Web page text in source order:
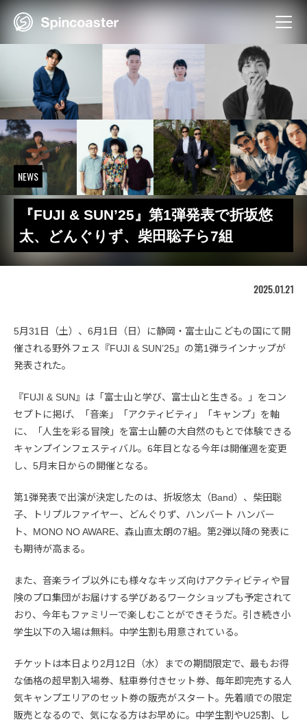
Skip
NEWS
『FUJI & SUN’25』第1弾発表で折坂悠
太、どんぐりず、柴田聡子ら7組
2025.01.21
5月31日（土）、6月1日（日）に静岡・富士山こどもの国にて開
催される野外フェス『FUJI & SUN’25』の第1弾ラインナップが
発表された。
『FUJI & SUN』は「富士山と学び、富士山と生きる。」をコン
セプトに掲げ、「音楽」「アクティビティ」「キャンプ」を軸
に、「人生を彩る冒険」を富士山麓の大自然のもとで体験できる
キャンプインフェスティバル。6年目となる今年は開催週を変更
し、5月末日からの開催となる。
第1弾発表で出演が決定したのは、折坂悠太（Band）、柴田聡
子、トリプルファイヤー、どんぐりず、ハンバート ハンバー
ト、MONO NO AWARE、森山直太朗の7組。第2弾以降の発表に
も期待が高まる。
また、音楽ライブ以外にも様々なキッズ向けアクティビティや冒
険のプロ集団がお届けする学びあるワークショップも予定されて
おり、今年もファミリーで楽しむことができそうだ。引き続き小
学生以下の入場は無料。中学生割も用意されている。
チケットは本日より2月12日（水）までの期間限定で、最もお得
な価格の超早割入場券、駐車券付きセット券、毎年即完売する人
気キャンプエリアのセット券の販売がスタート。先着順での限定
販売となるので、気になる方はお早めに。中学生割やU25割、し